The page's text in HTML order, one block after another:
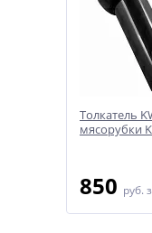
Толкатель
мясорубки
850 руб.